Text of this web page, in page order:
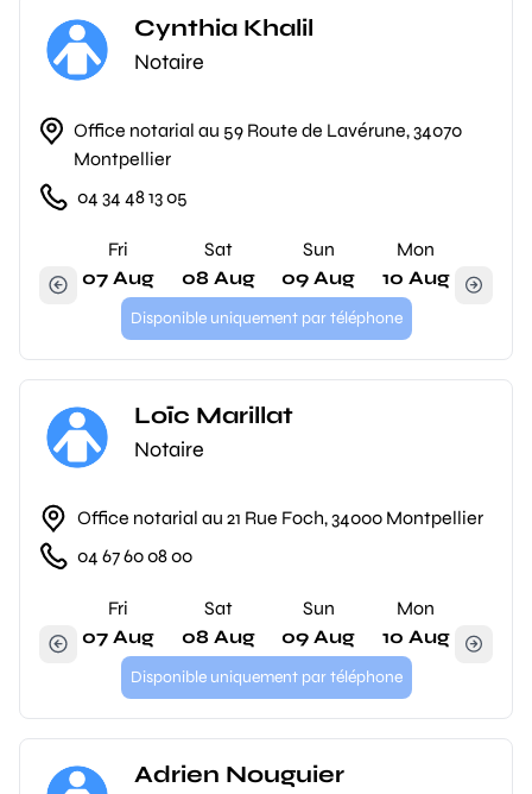
Cynthia Khalil
Notaire
Office notarial au 59 Route de Lavérune, 34070
Montpellier
04 34 48 13 05
Fri
07 Aug
Sat
08 Aug
Sun
09 Aug
Mon
10 Aug
Disponible uniquement par téléphone
Loïc Marillat
Notaire
Office notarial au 21 Rue Foch, 34000 Montpellier
04 67 60 08 00
Fri
07 Aug
Sat
08 Aug
Sun
09 Aug
Mon
10 Aug
Disponible uniquement par téléphone
Adrien Nouguier